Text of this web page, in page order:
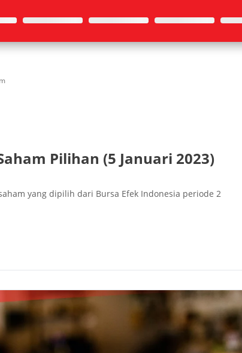
Pilihan (5 Januari 2023)
yang dipilih dari Bursa Efek Indonesia periode 2